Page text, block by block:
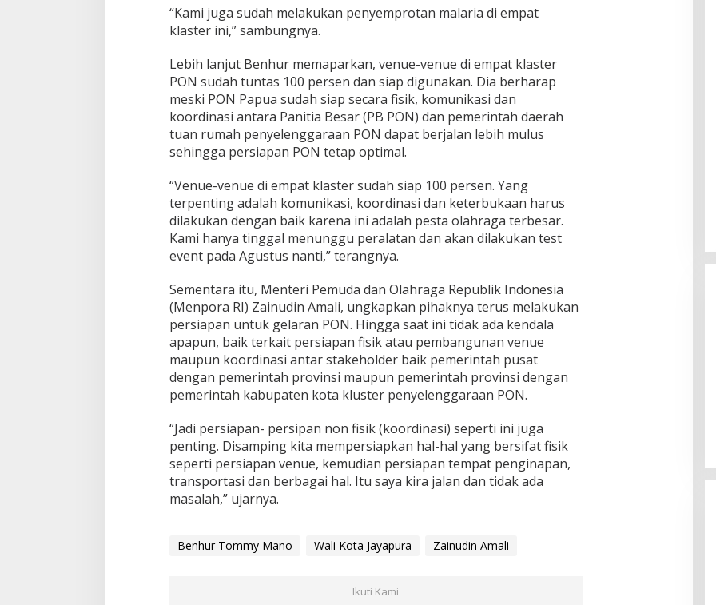
“Kami juga sudah melakukan penyemprotan malaria di empat
klaster ini,” sambungnya.
Lebih lanjut Benhur memaparkan, venue-venue di empat klaster
PON sudah tuntas 100 persen dan siap digunakan. Dia berharap
meski PON Papua sudah siap secara fisik, komunikasi dan
koordinasi antara Panitia Besar (PB PON) dan pemerintah daerah
tuan rumah penyelenggaraan PON dapat berjalan lebih mulus
sehingga persiapan PON tetap optimal.
“Venue-venue di empat klaster sudah siap 100 persen. Yang
terpenting adalah komunikasi, koordinasi dan keterbukaan harus
dilakukan dengan baik karena ini adalah pesta olahraga terbesar.
Kami hanya tinggal menunggu peralatan dan akan dilakukan test
event pada Agustus nanti,” terangnya.
Sementara itu, Menteri Pemuda dan Olahraga Republik Indonesia
(Menpora RI) Zainudin Amali, ungkapkan pihaknya terus melakukan
persiapan untuk gelaran PON. Hingga saat ini tidak ada kendala
apapun, baik terkait persiapan fisik atau pembangunan venue
maupun koordinasi antar stakeholder baik pemerintah pusat
dengan pemerintah provinsi maupun pemerintah provinsi dengan
pemerintah kabupaten kota kluster penyelenggaraan PON.
“Jadi persiapan- persipan non fisik (koordinasi) seperti ini juga
penting. Disamping kita mempersiapkan hal-hal yang bersifat fisik
seperti persiapan venue, kemudian persiapan tempat penginapan,
transportasi dan berbagai hal. Itu saya kira jalan dan tidak ada
masalah,” ujarnya.
Benhur Tommy Mano Wali Kota Jayapura Zainudin Amali
Ikuti Kami
Enam Pejabat Baru Resmi Dilantik
di Kejati Kepri oleh J. Devy
Sudarso
Di Berita, Politik